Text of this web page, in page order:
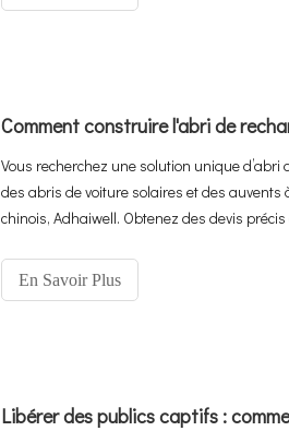
Vous recherchez une solution unique
des abris de voiture solaires et des
chinois, Adhaiwell. Obtenez des devis
En Savoir Plus